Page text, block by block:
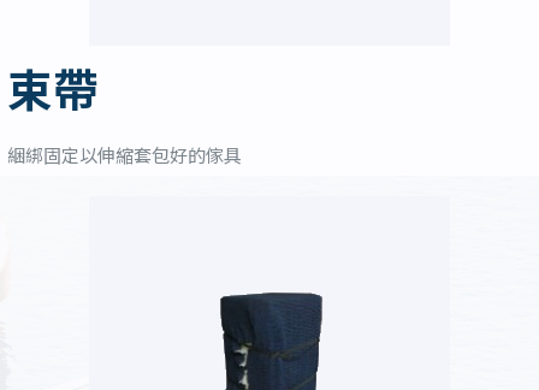
束帶
綑綁固定以伸縮套包好的傢具